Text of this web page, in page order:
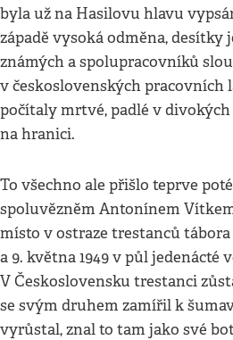
byla už na Hasilovu hlavu
západě vysoká odměna, desítky
známých a spolupracovníků
v československých pracovních
počítaly mrtvé, padlé v
na hranici.
To všechno ale přišlo teprve
spoluvězněm Antonínem
místo v ostraze trestanců
a 9. května 1949 v půl jedenácté
V Československu trestanci
se svým druhem zamířil k
vyrůstal, znal to tam jako své